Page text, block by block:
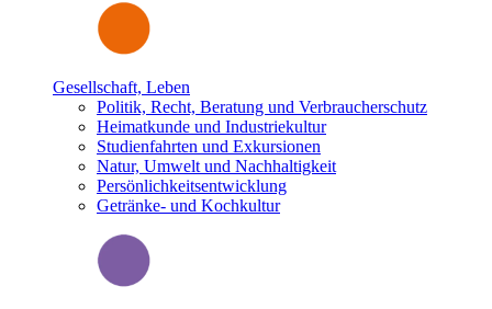
Gesellschaft, Leben
Politik, Recht, Beratung und Verbraucherschutz
Heimatkunde und Industriekultur
Studienfahrten und Exkursionen
Natur, Umwelt und Nachhaltigkeit
Persönlichkeitsentwicklung
Getränke- und Kochkultur